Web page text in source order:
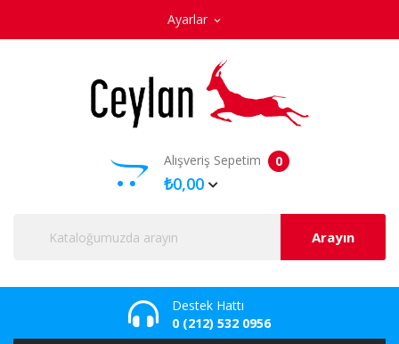
Ayarlar expand_more
Alışveriş Sepetim 0
₺0,00
Arayın
Destek Hattı
0 (212) 532 0956